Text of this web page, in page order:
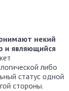
некий
и являющийся
либо
статус одной
стороны.